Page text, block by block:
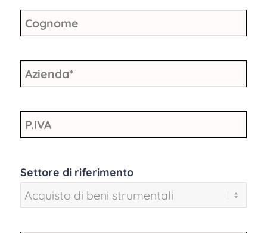
Cognome
Azienda*
P.IVA
Settore di riferimento